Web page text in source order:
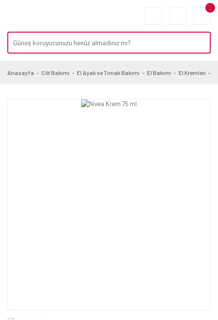
Anasayfa Cilt Bakımı El Ayak ve Tırnak Bakımı El Bakımı El Kremleri